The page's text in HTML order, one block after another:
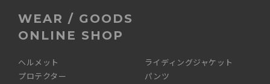
WEAR / GOODS
ONLINE SHOP
ヘルメット
ライディングジャケット
プロテクター
パンツ